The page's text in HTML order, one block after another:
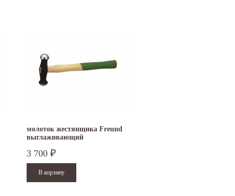
молоток жестянщика Freund
выглаживающий
3 700 ₽